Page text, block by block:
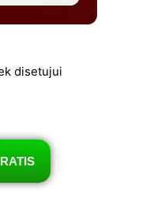
disetujui